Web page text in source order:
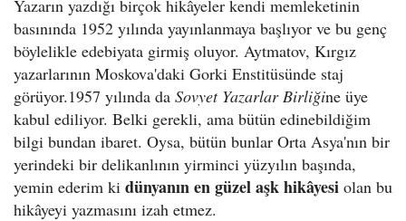
Yazarın yazdığı birçok hikâyeler kendi memleketinin
basınında 1952 yılında yayınlanmaya başlıyor ve bu genç
böylelikle edebiyata girmiş oluyor. Aytmatov, Kırgız
yazarlarının Moskova'daki Gorki Enstitüsünde staj
görüyor.1957 yılında da Sovyet Yazarlar Birliğine üye
kabul ediliyor. Belki gerekli, ama bütün edinebildiğim
bilgi bundan ibaret. Oysa, bütün bunlar Orta Asya'nın bir
yerindeki bir delikanlının yirminci yüzyılın başında,
yemin ederim ki dünyanın en güzel aşk hikâyesi olan bu
hikâyeyi yazmasını izah etmez.